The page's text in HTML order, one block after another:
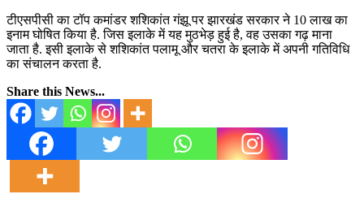
टीएसपीसी का टॉप कमांडर शशिकांत गंझू पर झारखंड सरकार ने 10 लाख का
इनाम घोषित किया है. जिस इलाके में यह मुठभेड़ हुई है, वह उसका गढ़ माना
जाता है. इसी इलाके से शशिकांत पलामू और चतरा के इलाके में अपनी गतिविधि
का संचालन करता है.
Share this News...